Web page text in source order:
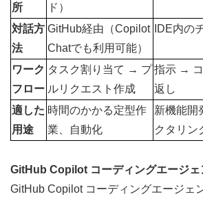
所
ド）
対話方
法
GitHub経由（Copilot
Chatでも利用可能）
IDE内の
ワーク
フロー
タスク割り当て → プ
ルリクエスト作成
指示 →
返し
適した
用途
時間のかかる定型作
業、自動化
新機能開
クタリン
GitHub Copilot コーディングエージェ
GitHub Copilot コーディングエージェ